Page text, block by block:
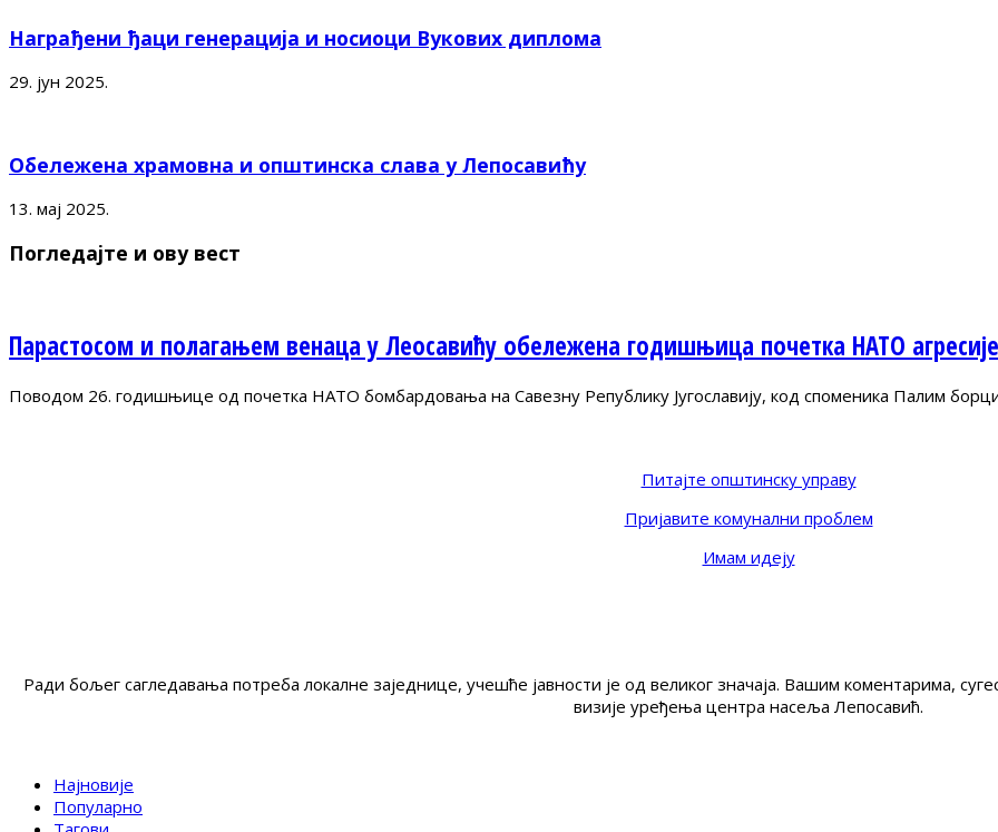
Награђени ђаци генерација и носиоци Вукових диплома
29. јун 2025.
Обележена храмовна и општинска слава у Лепосавићу
13. мај 2025.
Погледајте и ову вест
Парастосом и полагањем венаца у Леосавићу обележена годишњица почетка НАТО агресије
Поводом 26. годишњице од почетка НАТО бомбардовања на Савезну Републику Југославију, код споменика Палим
Питајте општинску управу
Пријавите комунални проблем
Имам идеју
Ради бољег сагледавања потреба локалне заједнице, учешће јавности је од великог значаја. Вашим коментарима,
визије уређења центра насеља Лепосавић.
Најновије
Популарно